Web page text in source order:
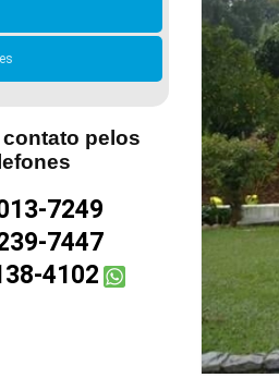
contato pelos
7249
7447
4102